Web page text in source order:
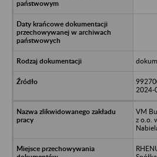
2024-
VM
z o.o.